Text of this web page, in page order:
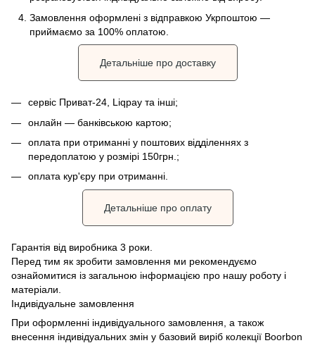
Замовлення оформлені з відправкою Укрпоштою —
приймаємо за 100% оплатою.
Детальніше про доставку
сервіс Приват-24, Liqpay та інші;
онлайн — банківською картою;
оплата при отриманні у поштових відділеннях з
передоплатою у розмірі 150грн.;
оплата кур'єру при отриманні.
Детальніше про оплату
Гарантія від виробника 3 роки.
Перед тим як зробити замовлення ми рекомендуємо
ознайомитися із загальною інформацією про нашу роботу і
матеріали.
Індивідуальне замовлення
При оформленні індивідуального замовлення, а також
внесення індивідуальних змін у базовий виріб колекції Boorbon